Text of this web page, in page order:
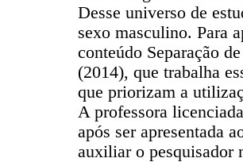
Desse universo de
sexo masculino. Para
conteúdo Separação
(2014), que trabalha
que priorizam a
A professora
após ser apresentada
auxiliar o pesquisador